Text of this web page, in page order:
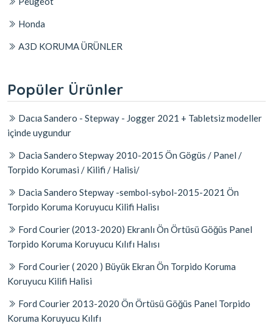
Honda
A3D KORUMA ÜRÜNLER
Popüler Ürünler
Dacıa Sandero - Stepway - Jogger 2021 + Tabletsiz modeller
içinde uygundur
Dacia Sandero Stepway 2010-2015 Ön Gögüs / Panel /
Torpido Korumasi / Kilifi / Halisi/
Dacia Sandero Stepway -sembol-sybol-2015-2021 Ön
Torpido Koruma Koruyucu Kilifi Halisı
Ford Courier (2013-2020) Ekranlı Ön Örtüsü Göğüs Panel
Torpido Koruma Koruyucu Kılıfı Halısı
Ford Courier ( 2020 ) Büyük Ekran Ön Torpido Koruma
Koruyucu Kilifi Halisi
Ford Courier 2013-2020 Ön Örtüsü Göğüs Panel Torpido
Koruma Koruyucu Kılıfı